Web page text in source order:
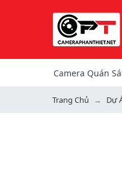
Camera Quán
Trang Chủ Dự